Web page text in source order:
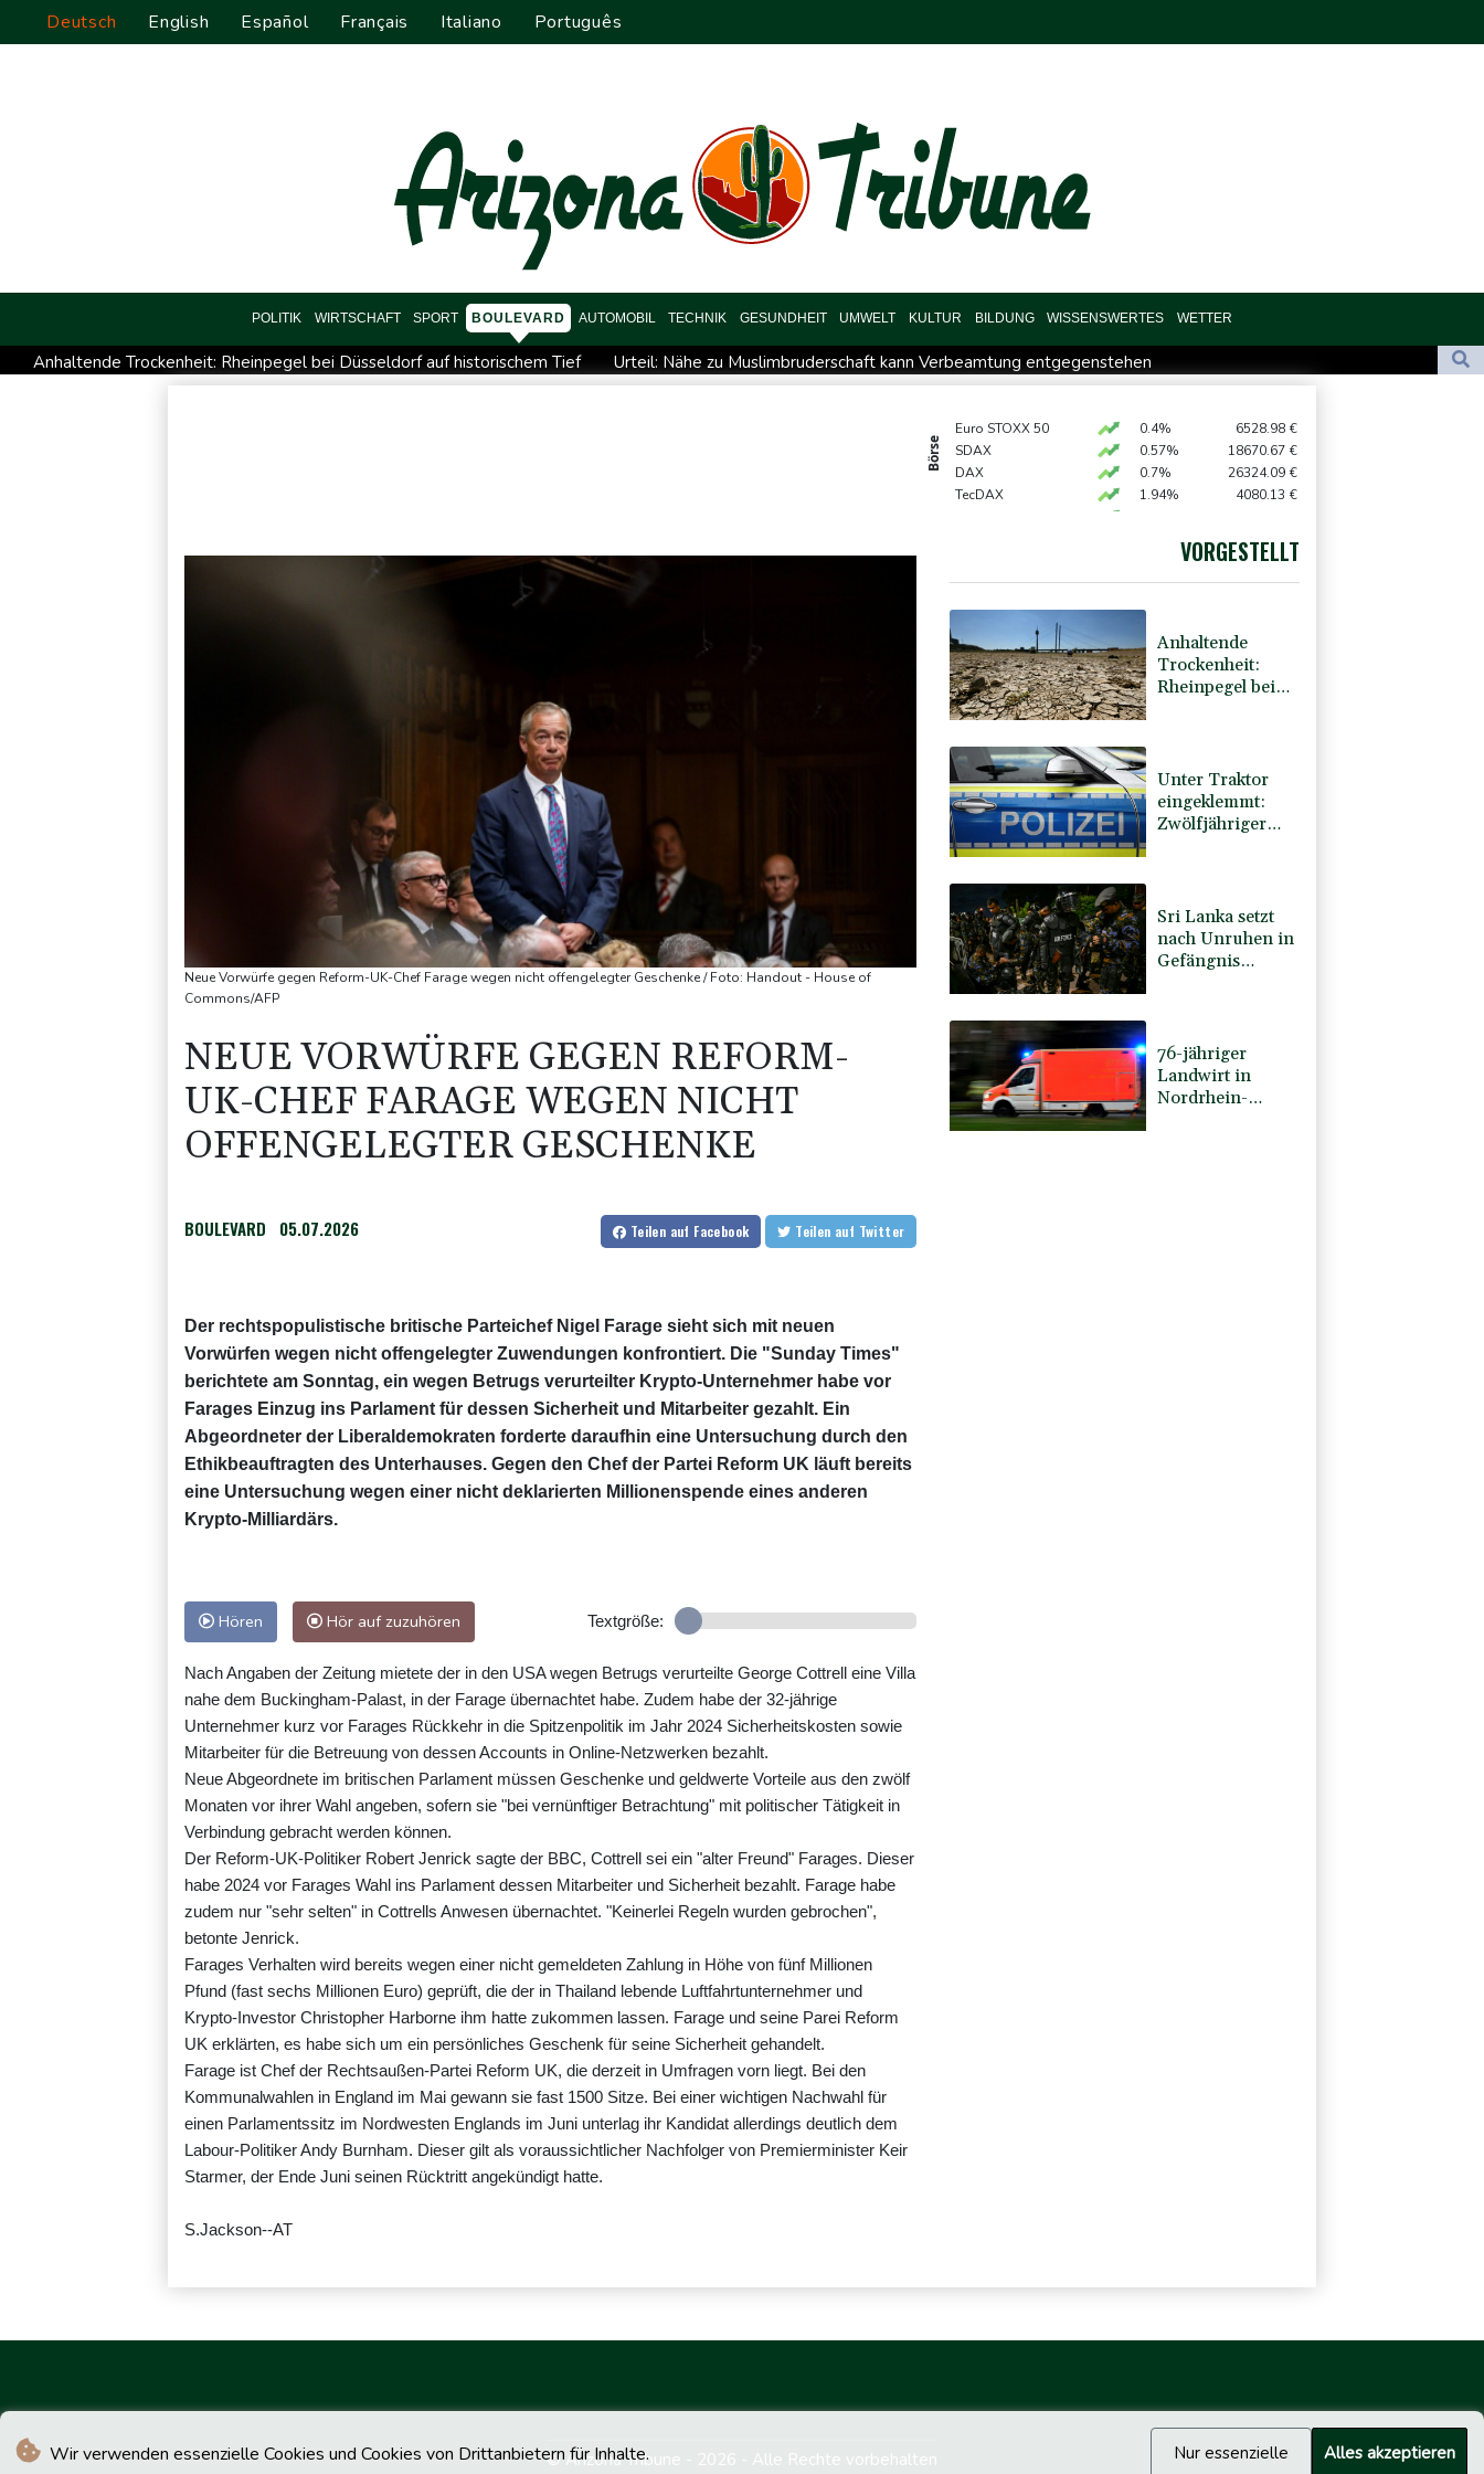
Wir verwenden essenzielle Cookies und Cookies von Drittanbietern für Inhalte. Nur essenzielle Alles akzeptieren
Deutsch English Español Français Italiano Português
POLITIK WIRTSCHAFT SPORT BOULEVARD AUTOMOBIL TECHNIK GESUNDHEIT UMWELT KULTUR BILDUNG WISSENSWERTES WETTER
Anhaltende Trockenheit: Rheinpegel bei Düsseldorf auf historischem Tief
Urteil: Nähe zu Muslimbruderschaft kann Verbeamtung entgegenstehen
Schwimm-EM: Gose holt Gold im Freiwasser-Knockout
Würgeschlange an Kanalufer in Schleswig-Holstein entdeckt
Sri Lanka setzt nach Unruhen in Gefängnis Soldaten ein
Börse
Euro STOXX 50 0.4% 6528.98 €
SDAX
0.57% 18670.67 €
DAX
0.7% 26324.09 €
TecDAX
1.94% 4080.13 €
4364.9 $
1.1533 $
Neue Vorwürfe gegen Reform-UK-Chef Farage wegen nicht offengelegter Geschenke / Foto: Handout - House of
Commons/AFP
NEUE VORWÜRFE GEGEN REFORM-
UK-CHEF FARAGE WEGEN NICHT
OFFENGELEGTER GESCHENKE
BOULEVARD 05.07.2026 Teilen auf Facebook Teilen auf Twitter
Der rechtspopulistische britische Parteichef Nigel Farage sieht sich mit neuen
Vorwürfen wegen nicht offengelegter Zuwendungen konfrontiert. Die "Sunday Times"
berichtete am Sonntag, ein wegen Betrugs verurteilter Krypto-Unternehmer habe vor
Farages Einzug ins Parlament für dessen Sicherheit und Mitarbeiter gezahlt. Ein
Abgeordneter der Liberaldemokraten forderte daraufhin eine Untersuchung durch den
Ethikbeauftragten des Unterhauses. Gegen den Chef der Partei Reform UK läuft bereits
eine Untersuchung wegen einer nicht deklarierten Millionenspende eines anderen
Krypto-Milliardärs.
Hören Hör auf zuzuhören Textgröße:
Nach Angaben der Zeitung mietete der in den USA wegen Betrugs verurteilte George Cottrell eine Villa
nahe dem Buckingham-Palast, in der Farage übernachtet habe. Zudem habe der 32-jährige
Unternehmer kurz vor Farages Rückkehr in die Spitzenpolitik im Jahr 2024 Sicherheitskosten sowie
Mitarbeiter für die Betreuung von dessen Accounts in Online-Netzwerken bezahlt.
Neue Abgeordnete im britischen Parlament müssen Geschenke und geldwerte Vorteile aus den zwölf
Monaten vor ihrer Wahl angeben, sofern sie "bei vernünftiger Betrachtung" mit politischer Tätigkeit in
Verbindung gebracht werden können.
Der Reform-UK-Politiker Robert Jenrick sagte der BBC, Cottrell sei ein "alter Freund" Farages. Dieser
habe 2024 vor Farages Wahl ins Parlament dessen Mitarbeiter und Sicherheit bezahlt. Farage habe
zudem nur "sehr selten" in Cottrells Anwesen übernachtet. "Keinerlei Regeln wurden gebrochen",
betonte Jenrick.
Farages Verhalten wird bereits wegen einer nicht gemeldeten Zahlung in Höhe von fünf Millionen
Pfund (fast sechs Millionen Euro) geprüft, die der in Thailand lebende Luftfahrtunternehmer und
Krypto-Investor Christopher Harborne ihm hatte zukommen lassen. Farage und seine Parei Reform
UK erklärten, es habe sich um ein persönliches Geschenk für seine Sicherheit gehandelt.
Farage ist Chef der Rechtsaußen-Partei Reform UK, die derzeit in Umfragen vorn liegt. Bei den
Kommunalwahlen in England im Mai gewann sie fast 1500 Sitze. Bei einer wichtigen Nachwahl für
einen Parlamentssitz im Nordwesten Englands im Juni unterlag ihr Kandidat allerdings deutlich dem
Labour-Politiker Andy Burnham. Dieser gilt als voraussichtlicher Nachfolger von Premierminister Keir
Starmer, der Ende Juni seinen Rücktritt angekündigt hatte.
S.Jackson--AT
VORGESTELLT
Anhaltende
Trockenheit:
Rheinpegel bei
Unter Traktor
eingeklemmt:
Zwölfjähriger
Sri Lanka setzt
nach Unruhen in
Gefängnis
76-jähriger
Landwirt in
Nordrhein-
© Arizona Tribune - 2026 - Alle Rechte vorbehalten